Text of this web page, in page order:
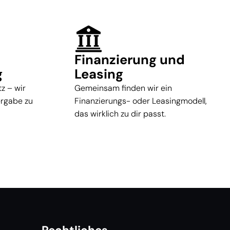
– wir
zu
Finanzierung und
Leasing
Gemeinsam finden wir ein
Finanzierungs- oder Leasingmodell,
das wirklich zu dir passt.